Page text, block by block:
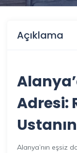
Açıklama
Alanya
Adresi:
Alanya’nın eşsiz